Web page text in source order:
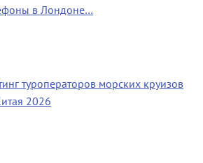
в Лондоне…
туроператоров морских круизов
2026